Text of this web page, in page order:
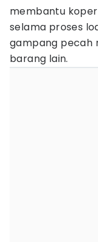
membantu
selama proses
gampang pecah
barang lain.